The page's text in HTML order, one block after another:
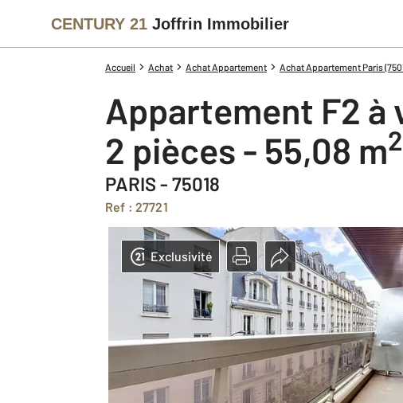
CENTURY 21 Joffrin Immobilier
Accueil Achat Achat Appartement Achat Appartement Paris
Appartement F2 à
2 pièces - 55,08 m2
PARIS - 75018
Ref : 27721
Exclusivité